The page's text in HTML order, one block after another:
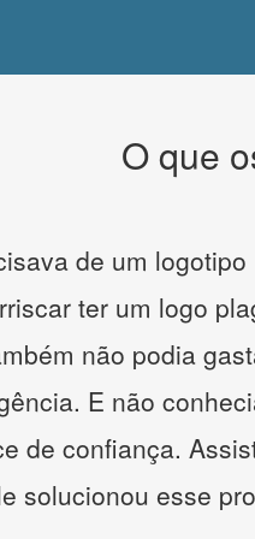
O que
de um logotipo
ter um logo
não podia
E não
de confiança.
solucionou esse